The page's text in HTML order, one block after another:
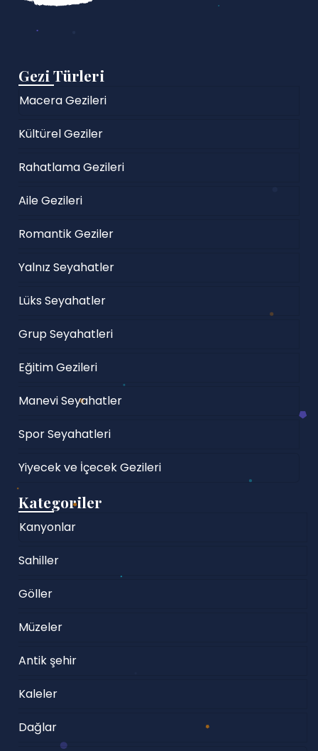
Gezi Türleri
Macera Gezileri
Kültürel Geziler
Rahatlama Gezileri
Aile Gezileri
Romantik Geziler
Yalnız Seyahatler
Lüks Seyahatler
Grup Seyahatleri
Eğitim Gezileri
Manevi Seyahatler
Spor Seyahatleri
Yiyecek ve İçecek Gezileri
Kategoriler
Kanyonlar
Sahiller
Göller
Müzeler
Antik şehir
Kaleler
Dağlar